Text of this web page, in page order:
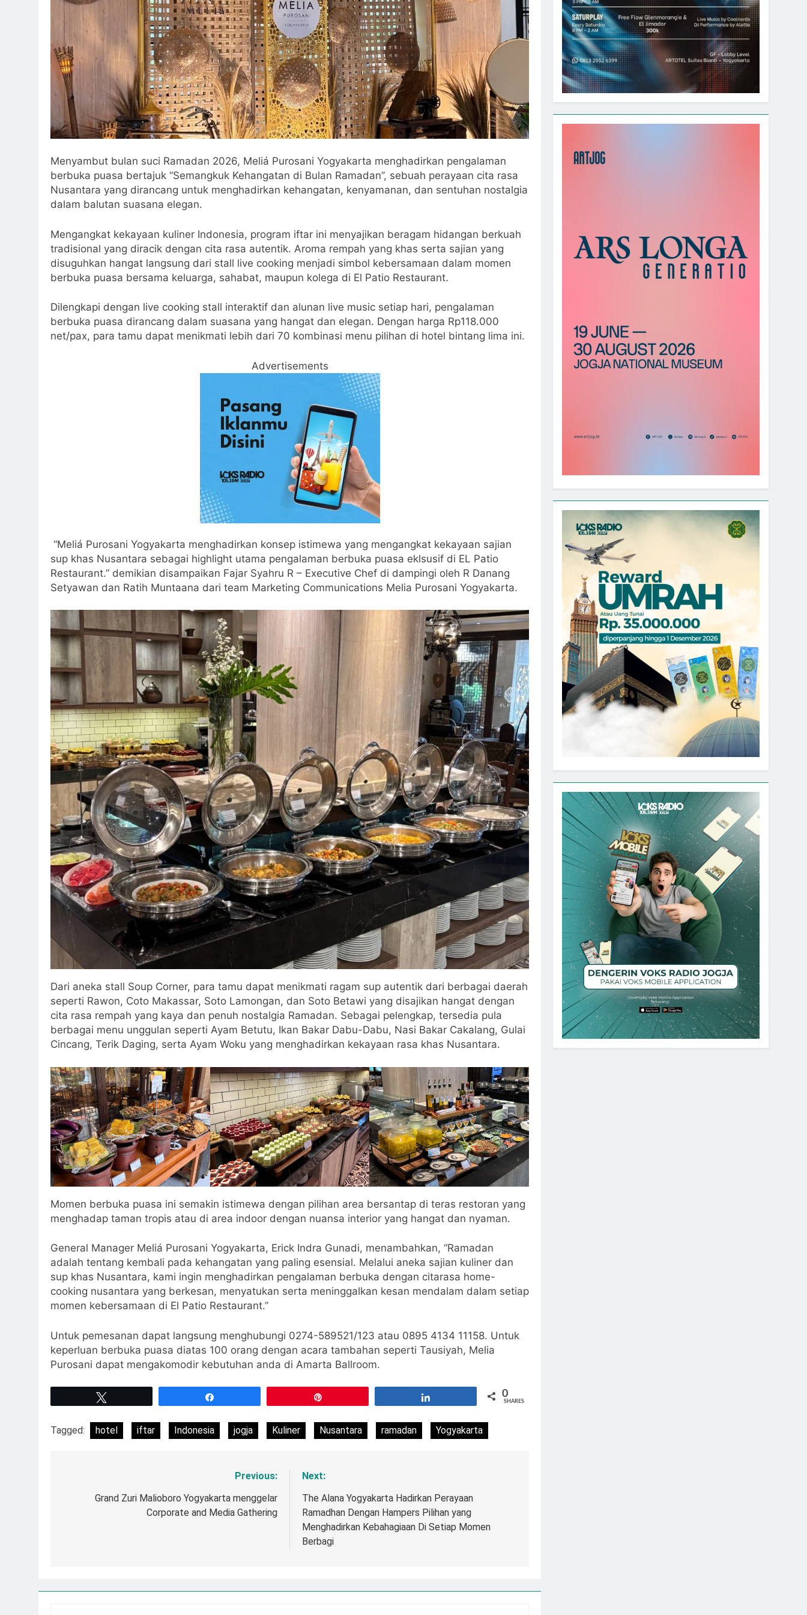
Menyambut bulan suci Ramadan 2026, Meliá Purosani Yogyakarta menghadirkan pengalaman
berbuka puasa bertajuk “Semangkuk Kehangatan di Bulan Ramadan”, sebuah perayaan cita rasa
Nusantara yang dirancang untuk menghadirkan kehangatan, kenyamanan, dan sentuhan nostalgia
dalam balutan suasana elegan.
Mengangkat kekayaan kuliner Indonesia, program iftar ini menyajikan beragam hidangan berkuah
tradisional yang diracik dengan cita rasa autentik. Aroma rempah yang khas serta sajian yang
disuguhkan hangat langsung dari stall live cooking menjadi simbol kebersamaan dalam momen
berbuka puasa bersama keluarga, sahabat, maupun kolega di El Patio Restaurant.
Dilengkapi dengan live cooking stall interaktif dan alunan live music setiap hari, pengalaman
berbuka puasa dirancang dalam suasana yang hangat dan elegan. Dengan harga Rp118.000
net/pax, para tamu dapat menikmati lebih dari 70 kombinasi menu pilihan di hotel bintang lima ini.
Advertisements
“Meliá Purosani Yogyakarta menghadirkan konsep istimewa yang mengangkat kekayaan sajian
sup khas Nusantara sebagai highlight utama pengalaman berbuka puasa eklsusif di EL Patio
Restaurant.” demikian disampaikan Fajar Syahru R – Executive Chef di dampingi oleh R Danang
Setyawan dan Ratih Muntaana dari team Marketing Communications Melia Purosani Yogyakarta.
Dari aneka stall Soup Corner, para tamu dapat menikmati ragam sup autentik dari berbagai daerah
seperti Rawon, Coto Makassar, Soto Lamongan, dan Soto Betawi yang disajikan hangat dengan
cita rasa rempah yang kaya dan penuh nostalgia Ramadan. Sebagai pelengkap, tersedia pula
berbagai menu unggulan seperti Ayam Betutu, Ikan Bakar Dabu-Dabu, Nasi Bakar Cakalang, Gulai
Cincang, Terik Daging, serta Ayam Woku yang menghadirkan kekayaan rasa khas Nusantara.
Momen berbuka puasa ini semakin istimewa dengan pilihan area bersantap di teras restoran yang
menghadap taman tropis atau di area indoor dengan nuansa interior yang hangat dan nyaman.
General Manager Meliá Purosani Yogyakarta, Erick Indra Gunadi, menambahkan, “Ramadan
adalah tentang kembali pada kehangatan yang paling esensial. Melalui aneka sajian kuliner dan
sup khas Nusantara, kami ingin menghadirkan pengalaman berbuka dengan citarasa home-
cooking nusantara yang berkesan, menyatukan serta meninggalkan kesan mendalam dalam setiap
momen kebersamaan di El Patio Restaurant.”
Untuk pemesanan dapat langsung menghubungi 0274-589521/123 atau 0895 4134 11158. Untuk
keperluan berbuka puasa diatas 100 orang dengan acara tambahan seperti Tausiyah, Melia
Purosani dapat mengakomodir kebutuhan anda di Amarta Ballroom.
0
SHARES
Tagged: hotel iftar Indonesia jogja Kuliner Nusantara ramadan Yogyakarta
Previous:
Grand Zuri Malioboro Yogyakarta menggelar
Corporate and Media Gathering
Next:
The Alana Yogyakarta Hadirkan Perayaan
Ramadhan Dengan Hampers Pilihan yang
Menghadirkan Kebahagiaan Di Setiap Momen
Berbagi